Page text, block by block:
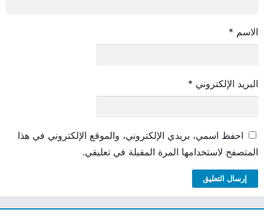
الاسم *
البريد الإلكتروني *
احفظ اسمي، بريدي الإلكتروني، والموقع الإلكتروني في هذا
المتصفح لاستخدامها المرة المقبلة في تعليقي.